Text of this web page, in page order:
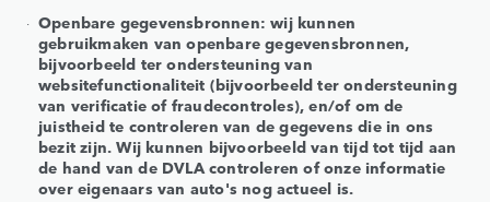
Openbare gegevensbronnen: wij kunnen
gebruikmaken van openbare gegevensbronnen,
bijvoorbeeld ter ondersteuning van
websitefunctionaliteit (bijvoorbeeld ter ondersteuning
van verificatie of fraudecontroles), en/of om de
juistheid te controleren van de gegevens die in ons
bezit zijn. Wij kunnen bijvoorbeeld van tijd tot tijd aan
de hand van de DVLA controleren of onze informatie
over eigenaars van auto's nog actueel is.